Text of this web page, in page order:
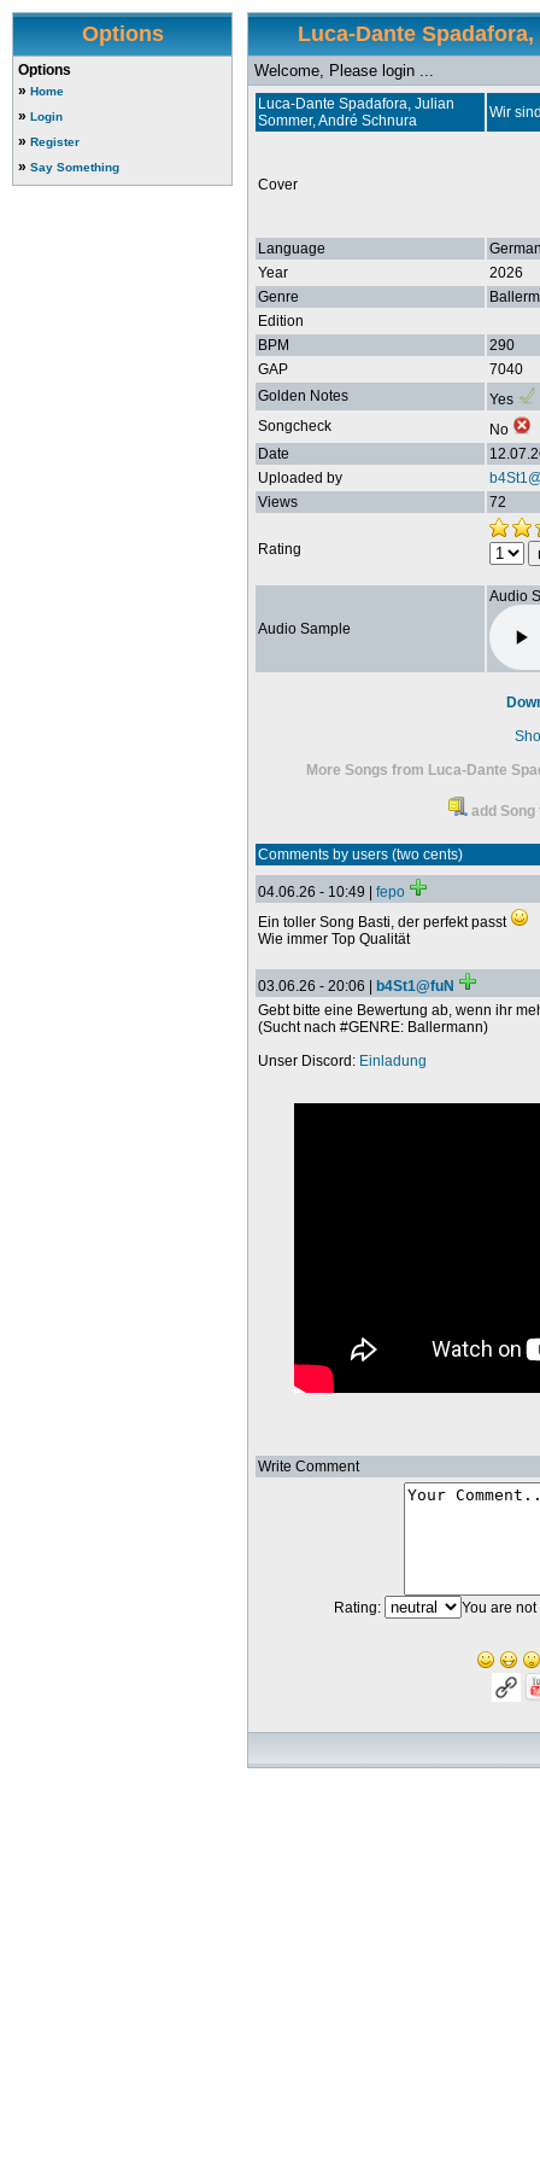
Options
Options
» Home
» Login
» Register
» Say Something
Luca-Dante
Welcome, Please login ...
Luca-Dante Spadafora, Julian
Sommer, André Schnura
Wir
Cover
Language
Year
2026
Genre
Edition
BPM
290
GAP
7040
Golden Notes
Yes
Songcheck
No
Date
Uploaded by
Views
72
Rating
Audio Sample
Audio
More Songs from Luca-Dante
add
Comments by users (two cents)
04.06.26 - 10:49 | fepo
Ein toller Song Basti, der perfekt passt
Wie immer Top Qualität
03.06.26 - 20:06 |
b4St1@fuN
Gebt bitte eine Bewertung ab, wenn ihr
(Sucht nach #GENRE: Ballermann)
Unser Discord: Einladung
Write Comment
Rating: You are